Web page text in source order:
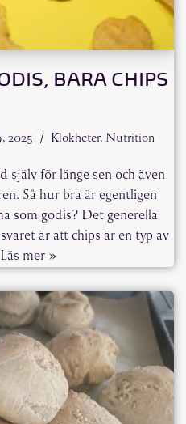
BARA CHIPS
2025 Klokheter, Nutrition
själv för länge sen och även
Så hur bra är egentligen
som godis? Det generella
är att chips är en typ av
Läs mer »